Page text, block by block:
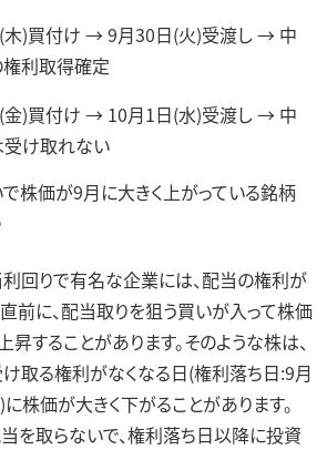
木)買付け → 9月30日(火)受渡し → 中
利取得確定
金)買付け → 10月1日(水)受渡し → 中
け取れない
株価が9月に大きく上がっている銘柄
回りで有名な企業には、配当の権利が
前に、配当取りを狙う買いが入って株価
昇することがあります。そのような株は、
取る権利がなくなる日(権利落ち日:9月
株価が大きく下がることがあります。
を取らないで、権利落ち日以降に投資